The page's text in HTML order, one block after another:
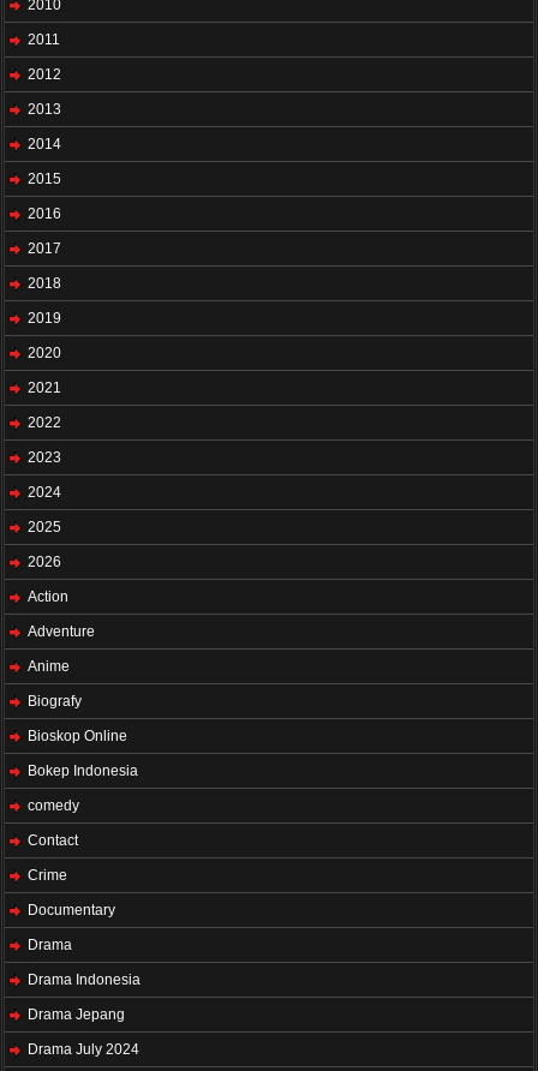
2010
2011
2012
2013
2014
2015
2016
2017
2018
2019
2020
2021
2022
2023
2024
2025
2026
Action
Adventure
Anime
Biografy
Bioskop Online
Bokep Indonesia
comedy
Contact
Crime
Documentary
Drama
Drama Indonesia
Drama Jepang
Drama July 2024